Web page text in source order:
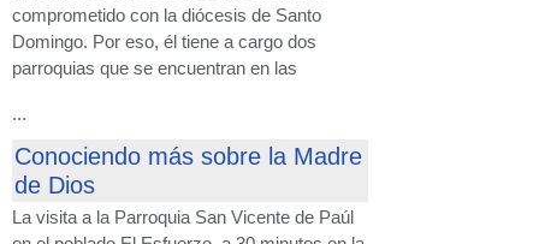
comprometido con la diócesis de Santo
Domingo. Por eso, él tiene a cargo dos
parroquias que se encuentran en las
...
Conociendo más sobre la Madre
de Dios
La visita a la Parroquia San Vicente de Paúl